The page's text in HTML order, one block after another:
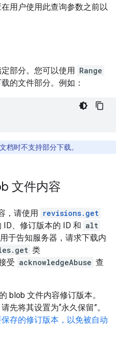
用户使用此查询参数之前以
部分。您可以使用 Range
的文件部分。例如：
档时不支持部分下载。
文件内容
，请使用 revisions.get
、修订版本的 ID 和 alt
于告知服务器，请求下载内
类
受 acknowledgeAbuse 查
blob 文件内容修订版本。
先将其设置为“永久保留”。
存的修订版本，以免被自动